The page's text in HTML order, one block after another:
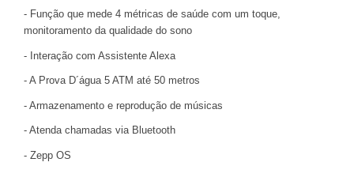
- Função que mede 4 métricas de saúde com um toque,
monitoramento da qualidade do sono
- Interação com Assistente Alexa
- A Prova D´água 5 ATM até 50 metros
- Armazenamento e reprodução de músicas
- Atenda chamadas via Bluetooth
- Zepp OS